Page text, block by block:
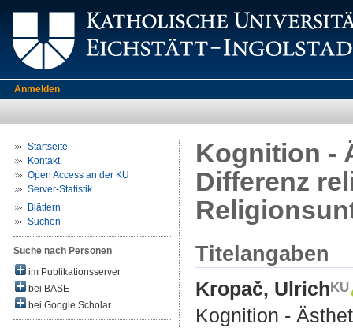
Anmelden
Startseite
Kontakt
Open Access an der KU
Server-Statistik
Blättern
Suchen
Suche nach Personen
im Publikationsserver
bei BASE
bei Google Scholar
Kognition -
Differenz
Titelangaben
Kropač, Ulrich
Kognition -